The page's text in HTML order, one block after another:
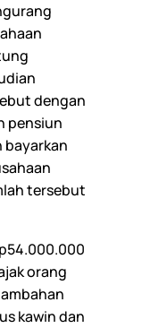
dengan
pensiun
bayarkan
tersebut
orang
kawin dan